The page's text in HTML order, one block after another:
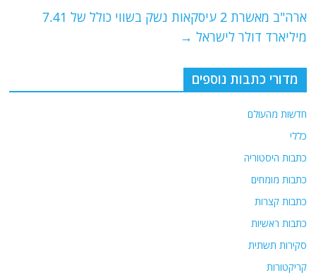
k
ארה"ב מאשרת 2 עיסקאות נשק בשווי כולל של 7.41
מיליארד דולר לישראל →
מדורי כתבות נוספים
חדשות מהעולם
כללי
כתבות היסטוריה
כתבות מומחים
כתבות קצרות
כתבות ראשיות
סקירות תשתית
קריקטורות